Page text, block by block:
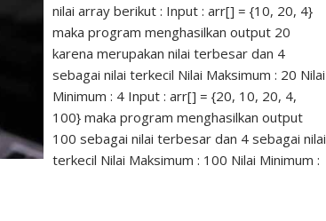
nilai array berikut : Input : arr[] = {10, 20, 4}
maka program menghasilkan output 20
karena merupakan nilai terbesar dan 4
sebagai nilai terkecil Nilai Maksimum : 20 Nilai
Minimum : 4 Input : arr[] = {20, 10, 20, 4,
100} maka program menghasilkan output
100 sebagai nilai terbesar dan 4 sebagai nilai
terkecil Nilai Maksimum : 100 Nilai Minimum :